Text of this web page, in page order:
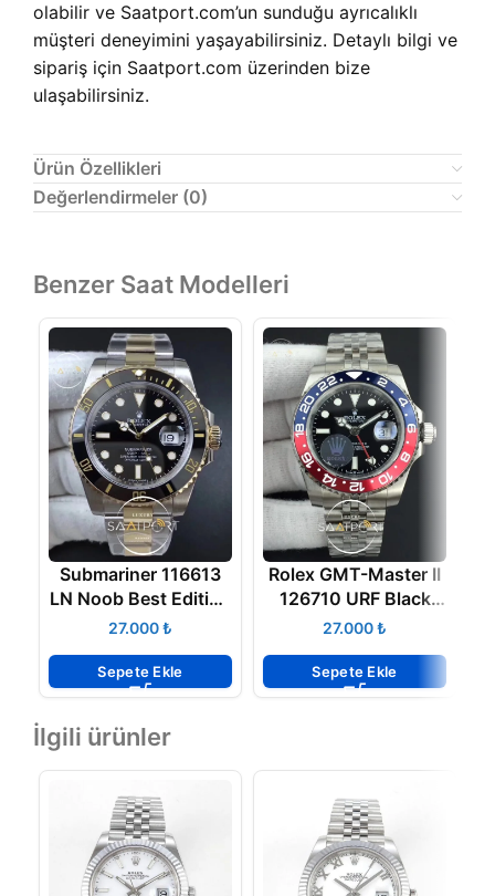
olabilir ve Saatport.com’un sunduğu ayrıcalıklı
müşteri deneyimini yaşayabilirsiniz. Detaylı bilgi ve
sipariş için Saatport.com üzerinden bize
ulaşabilirsiniz.
Ürün Özellikleri
Değerlendirmeler (0)
Benzer Saat Modelleri
Submariner 116613
LN Noob Best Edition
Wrapped Bezel 3135
₺
Sepete Ekle
Rolex GMT-Master II
126710 URF Black
Dial on Jubilee
₺
Sepete Ekle
İlgili ürünler